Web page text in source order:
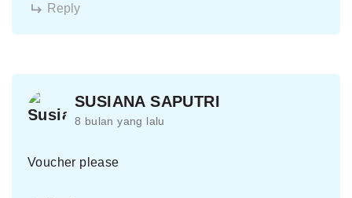
Reply
SUSIANA SAPUTRI
8 bulan yang lalu
Voucher please